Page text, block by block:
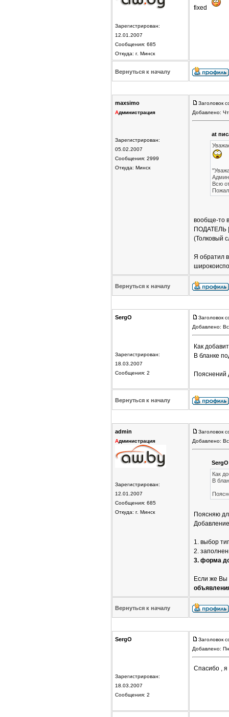
Зарегистрирован:
12.01.2007
Сообщения: 685
Откуда: г. Минск
fixed
Вернуться к началу
maxsimo
Администрация
Зарегистрирован:
05.02.2007
Сообщения: 2999
Откуда: Минск
Заголовок
Добавлено:
at
Всю
вообще-то
ПОДАТЕЛЬ |
(Толковый
Я обратил
Вернуться к началу
SergO
Зарегистрирован:
18.03.2007
Сообщения: 2
Заголовок
Добавлено:
Как
В бланке
Пояснений
Вернуться к началу
admin
Администрация
Зарегистрирован:
12.01.2007
Сообщения: 685
Откуда: г. Минск
Заголовок
Добавлено:
Как
В
Поясняю
1. выбор
2.
3. форма
Если же Вы
Вернуться к началу
SergO
Зарегистрирован:
18.03.2007
Сообщения: 2
Заголовок
Добавлено:
Спасибо , я